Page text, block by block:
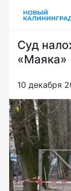
Суд
«Маяка»
10 декабря